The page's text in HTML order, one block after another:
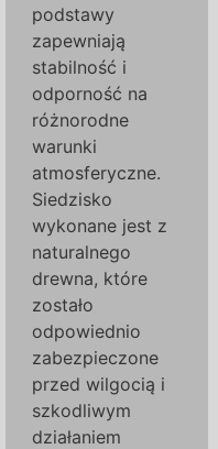
podstawy
zapewniają
stabilność i
odporność na
różnorodne
warunki
atmosferyczne.
Siedzisko
wykonane jest z
naturalnego
drewna, które
zostało
odpowiednio
zabezpieczone
przed wilgocią i
szkodliwym
działaniem